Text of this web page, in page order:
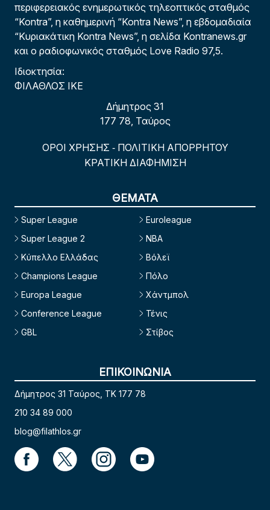
περιφερειακός ενημερωτικός τηλεοπτικός σταθμός
“Kontra”, η καθημερινή “Kontra News”, η εβδομαδιαία
“Κυριακάτικη Kontra News”, η σελίδα Kontranews.gr
και ο ραδιοφωνικός σταθμός Love Radio 97,5.
Ιδιοκτησία:
ΦΙΛΑΘΛΟΣ ΙΚΕ
Δήμητρος 31
177 78, Ταύρος
ΟΡΟΙ ΧΡΗΣΗΣ - ΠΟΛΙΤΙΚΗ ΑΠΟΡΡΗΤΟΥ
ΚΡΑΤΙΚΗ ΔΙΑΦΗΜΙΣΗ
ΘΕΜΑΤΑ
Super League
Super League 2
Κύπελλο Ελλάδας
Champions League
Europa League
Conference League
GBL
Euroleague
NBA
Βόλεϊ
Πόλο
Χάντμπολ
Τένις
Στίβος
ΕΠΙΚΟΙΝΩΝΙΑ
Δήμητρος 31 Ταύρος, TK 177 78
210 34 89 000
blog@filathlos.gr